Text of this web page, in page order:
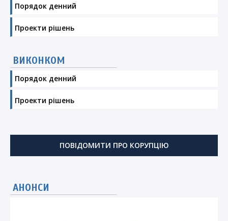
Порядок денний
Проекти рішень
ВИКОНКОМ
Порядок денний
Проекти рішень
ПОВІДОМИТИ ПРО КОРУПЦІЮ
АНОНСИ